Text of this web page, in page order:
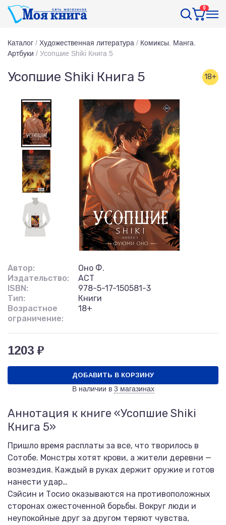
0
Каталог / Художественная литература / Комиксы. Манга.
Артбуки / Усопшие Shiki Книга 5
Усопшие Shiki Книга 5 18+
Автор:
Оно Ф.
Издательство:
АСТ
ISBN:
978-5-17-150581-3
Тип:
Книги
Возрастное
ограничение:
18+
1203 ₽
ДОБАВИТЬ В КОРЗИНУ
В наличии в 3 магазинах
Аннотация к книге «Усопшие Shiki
Книга 5»
Пришло время расплаты за все, что творилось в
Сотобе. Монстры хотят крови, а жители деревни —
возмездия. Каждый в руках держит оружие и готов
нанести удар…
Сэйсин и Тосио оказываются на противоположных
сторонах ожесточенной борьбы. Вокруг люди и
неупокойные друг за другом теряют чувства,